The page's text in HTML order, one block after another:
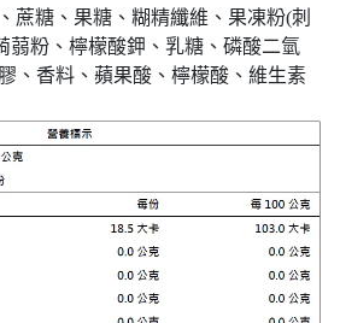
蔗糖、果糖、糊精纖維、果凍粉(刺
蒻粉、檸檬酸鉀、乳糖、磷酸二氫
、香料、蘋果酸、檸檬酸、維生素